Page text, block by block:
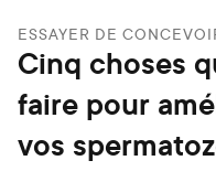
ESSAYER DE
Cinq choses
faire pour
vos